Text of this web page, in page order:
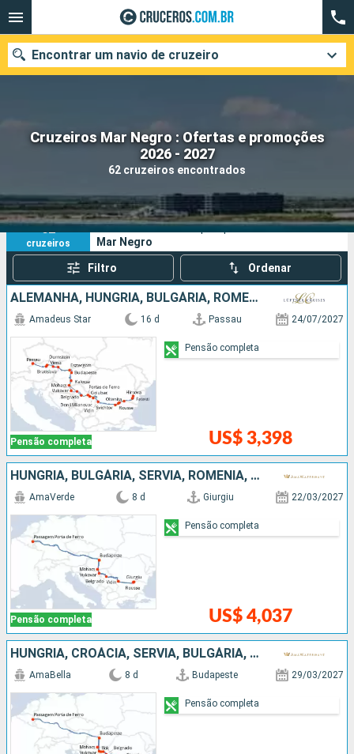
Cruzeiros Mar Negro : Ofertas e promoções
2026 - 2027
62 cruzeiros encontrados
Encontrar um navio de cruzeiro
Quando ir?
Data de partida
Cidades Companhias
Pesquisar
62
cruzeiros
Os seus critérios de pesquisa:
Mar Negro
Filtro Ordenar
ALEMANHA, HUNGRIA, BULGÁRIA, ROMÊNIA, SÉRVIA, CROÁCIA, ESLOVÁQUIA, AUSTRIA
Pensão completa
Amadeus Star 16 d Passau 24/07/2027
US$ 3,398
Pensão completa
HUNGRIA, BULGÁRIA, SÉRVIA, ROMÊNIA, CROÁCIA
Pensão completa
AmaVerde 8 d Giurgiu 22/03/2027
US$ 4,037
Pensão completa
HUNGRIA, CROÁCIA, SÉRVIA, BULGÁRIA, ROMÊNIA
AmaBella 8 d Budapeste 29/03/2027
Pensão completa